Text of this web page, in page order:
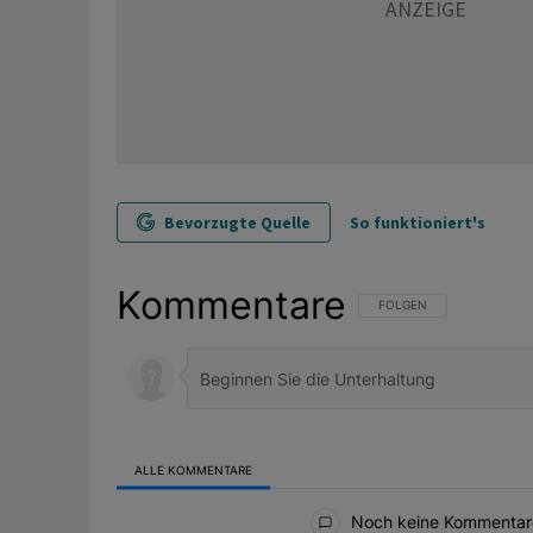
Bevorzugte Quelle So funktioniert's
Kommentare FOLGE DIESER
FOLGEN
ALLE KOMMENTARE
Noch keine